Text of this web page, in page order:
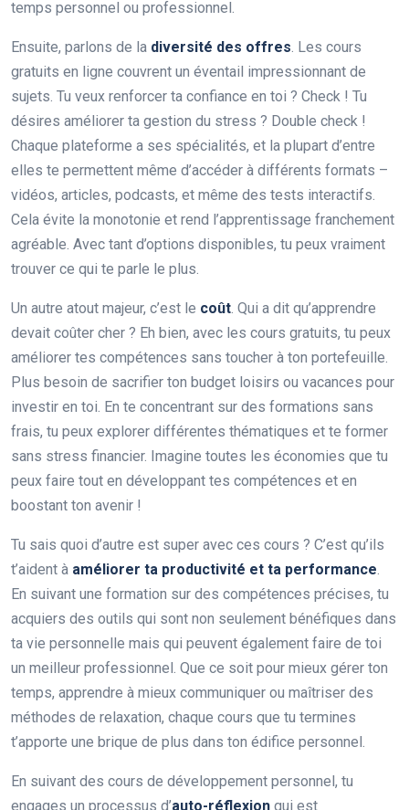
temps personnel ou professionnel.
Ensuite, parlons de la diversité des offres . Les cours
gratuits en ligne couvrent un éventail impressionnant de
sujets. Tu veux renforcer ta confiance en toi ? Check ! Tu
désires améliorer ta gestion du stress ? Double check !
Chaque plateforme a ses spécialités, et la plupart d’entre
elles te permettent même d’accéder à différents formats –
vidéos, articles, podcasts, et même des tests interactifs.
Cela évite la monotonie et rend l’apprentissage franchement
agréable. Avec tant d’options disponibles, tu peux vraiment
trouver ce qui te parle le plus.
Un autre atout majeur, c’est le coût . Qui a dit qu’apprendre
devait coûter cher ? Eh bien, avec les cours gratuits, tu peux
améliorer tes compétences sans toucher à ton portefeuille.
Plus besoin de sacrifier ton budget loisirs ou vacances pour
investir en toi. En te concentrant sur des formations sans
frais, tu peux explorer différentes thématiques et te former
sans stress financier. Imagine toutes les économies que tu
peux faire tout en développant tes compétences et en
boostant ton avenir !
Tu sais quoi d’autre est super avec ces cours ? C’est qu’ils
t’aident à améliorer ta productivité et ta performance
En suivant une formation sur des compétences précises, tu
acquiers des outils qui sont non seulement bénéfiques dans
ta vie personnelle mais qui peuvent également faire de toi
un meilleur professionnel. Que ce soit pour mieux gérer ton
temps, apprendre à mieux communiquer ou maîtriser des
méthodes de relaxation, chaque cours que tu termines
t’apporte une brique de plus dans ton édifice personnel.
En suivant des cours de développement personnel, tu
engages un processus d’auto-réflexion qui est